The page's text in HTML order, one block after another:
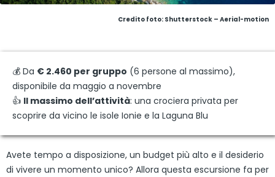
Credito foto: Shutterstock – Aerial-motion
💰 Da € 2.460 per gruppo (6 persone al massimo),
disponibile da maggio a novembre
👍 Il massimo dell’attività: una crociera privata per
scoprire da vicino le isole Ionie e la Laguna Blu
Avete tempo a disposizione, un budget più alto e il desiderio
di vivere un momento unico? Allora questa escursione fa per